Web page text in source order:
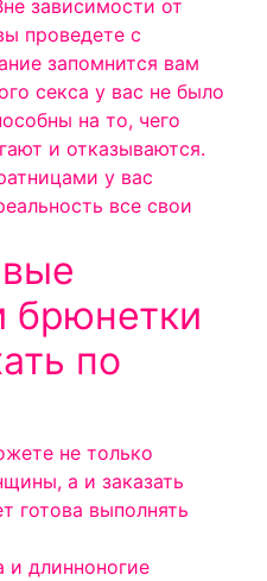
зависимости от
проведете с
запомнится вам
секса у вас не было
на то, чего
и отказываются.
у вас
все свои
брюнетки
по
не только
а и заказать
готова выполнять
и длинноногие